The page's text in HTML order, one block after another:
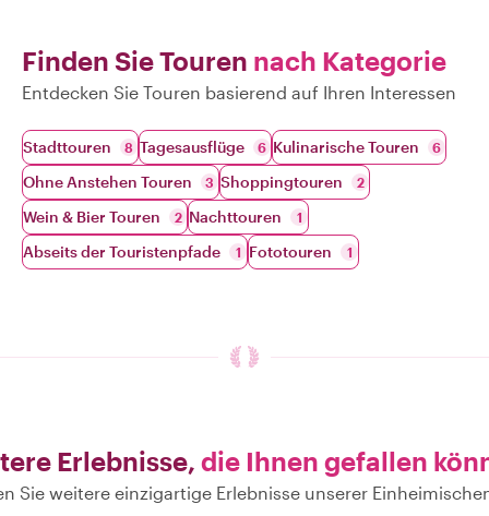
Finden Sie Touren nach Kategorie
Entdecken Sie Touren basierend auf Ihren Interessen
Stadttouren 8 Tagesausflüge 6 Kulinarische Touren 6
Ohne Anstehen Touren 3 Shoppingtouren 2
Wein & Bier Touren 2 Nachttouren 1
Abseits der Touristenpfade 1 Fototouren 1
Erlebnisse, die Ihnen gefallen
Sie weitere einzigartige Erlebnisse unserer